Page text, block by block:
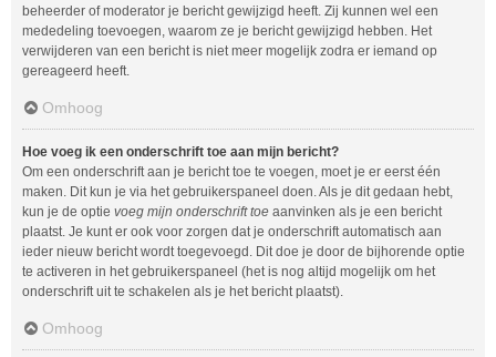
beheerder of moderator je bericht gewijzigd heeft. Zij kunnen wel een
mededeling toevoegen, waarom ze je bericht gewijzigd hebben. Het
verwijderen van een bericht is niet meer mogelijk zodra er iemand op
gereageerd heeft.
Omhoog
Hoe voeg ik een onderschrift toe aan mijn bericht?
Om een onderschrift aan je bericht toe te voegen, moet je er eerst één
maken. Dit kun je via het gebruikerspaneel doen. Als je dit gedaan hebt,
kun je de optie voeg mijn onderschrift toe aanvinken als je een bericht
plaatst. Je kunt er ook voor zorgen dat je onderschrift automatisch aan
ieder nieuw bericht wordt toegevoegd. Dit doe je door de bijhorende optie
te activeren in het gebruikerspaneel (het is nog altijd mogelijk om het
onderschrift uit te schakelen als je het bericht plaatst).
Omhoog